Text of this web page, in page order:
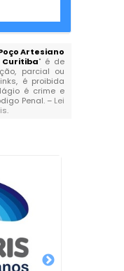
Artesiano
" é de
parcial ou
é proibida
é crime e
Penal. – Lei
.